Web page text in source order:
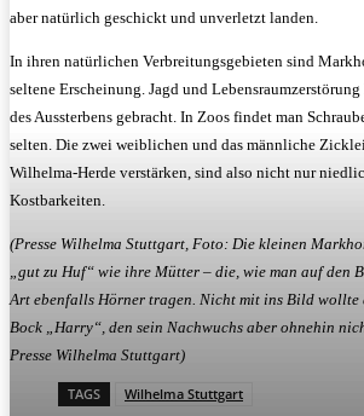
aber natürlich geschickt und unverletzt landen.
In ihren natürlichen Verbreitungsgebieten sind
seltene Erscheinung. Jagd und
des Aussterbens gebracht. In Zoos findet man
selten. Die zwei weiblichen und das männliche
Wilhelma-Herde verstärken, sind also nicht nur
Kostbarkeiten.
(Presse Wilhelma Stuttgart, Foto: Die kleinen
„gut zu Huf“ wie ihre Mütter – die, wie man auf den
Art ebenfalls Hörner tragen. Nicht mit ins Bild wollte
Bock „Harry“, den sein Nachwuchs aber ohnehin
Presse Wilhelma Stuttgart)
TAGS Wilhelma Stuttgart